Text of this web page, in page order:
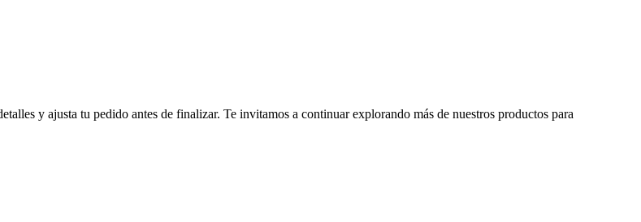
y ajusta tu pedido antes de finalizar. Te invitamos a continuar explorando más de nuestros productos para